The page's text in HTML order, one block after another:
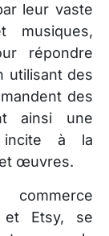
leur vaste
musiques,
répondre
utilisant des
des
ainsi une
incite à la
œuvres.
et Etsy, se